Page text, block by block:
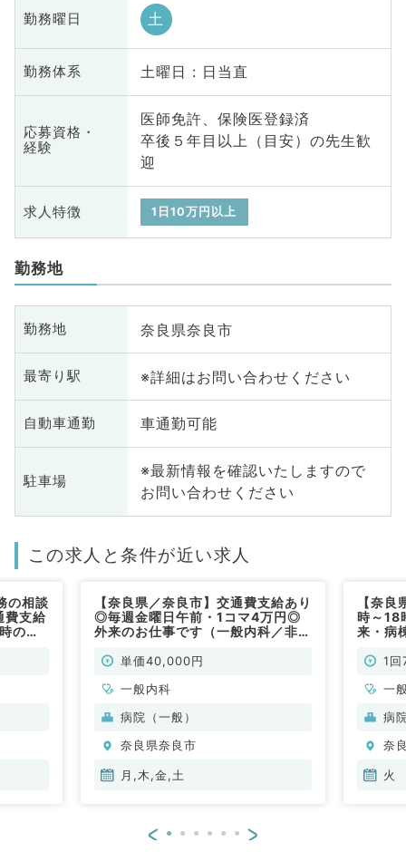
勤務曜日 土
勤務体系 土曜日 : 日当直
応募資格・
経験
医師免許、保険医登録済
卒後５年目以上（目安）の先生歓
迎
求人特徴 1日10万円以上
勤務地
勤務地 奈良県奈良市
最寄り駅 ※詳細はお問い合わせください
自動車通勤 車通勤可能
駐車場
※最新情報を確認いたしますので
お問い合わせください
この求人と条件が近い求人
の相談
支給
のご
【奈良県／奈良市】交通費支給あり
◎毎週金曜日午前・1コマ4万円◎
外来のお仕事です（一般内科／非常
単価40,000円
一般内科
病院（一般）
奈良県奈良市
月,木,金,土
【奈
時～
来・病
1
一
病
奈
火
< >